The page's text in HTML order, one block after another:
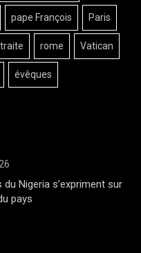
pape François Paris
rome Vatican
évêques
du Nigeria s’expriment sur
pays